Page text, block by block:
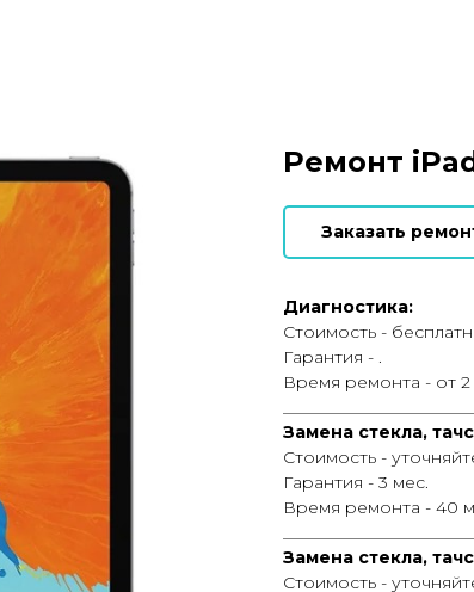
Ремонт
Заказать
Диагностика:
Стоимость -
Гарантия - .
Время ремонта - от 2
Замена стекла,
Стоимость -
Гарантия - 3 мес.
Время ремонта - 40
Замена стекла,
Стоимость -